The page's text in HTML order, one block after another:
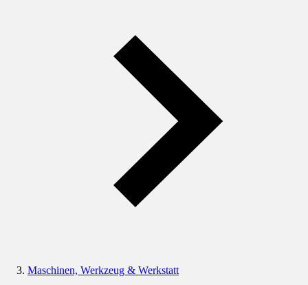
Maschinen, Werkzeug & Werkstatt